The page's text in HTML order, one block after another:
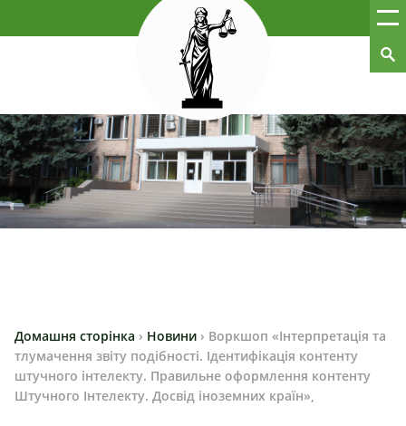
Домашня сторінка › Новини › Воркшоп «Інтерпретація та
тлумачення звіту подібності. Ідентифікація контенту
штучного інтелекту. Правильне оформлення контенту
Штучного Інтелекту. Досвід іноземних країн»,